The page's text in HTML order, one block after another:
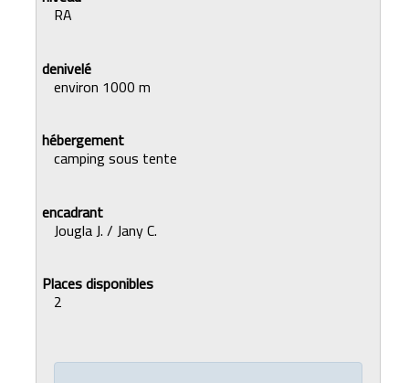
RA
environ 1000 m
camping sous tente
Jougla J. / Jany C.
2